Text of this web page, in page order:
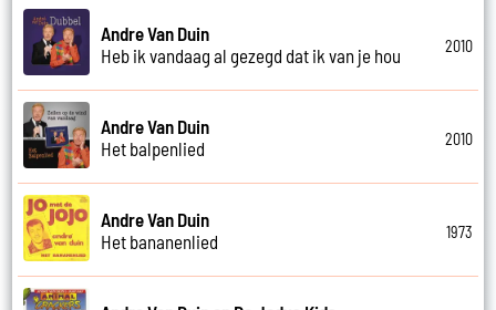
Andre Van Duin
Heb ik vandaag al gezegd dat ik van je hou
2010
Andre Van Duin
Het balpenlied
2010
Andre Van Duin
Het bananenlied
1973